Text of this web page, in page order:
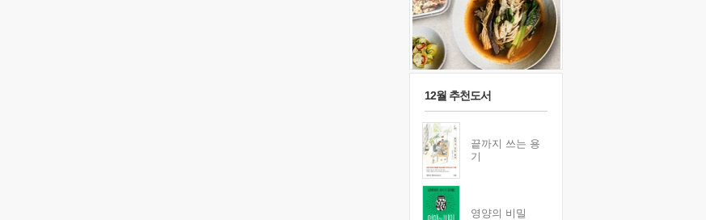
12월 추천도서
끝까지 쓰는 용
기
영양의 비밀